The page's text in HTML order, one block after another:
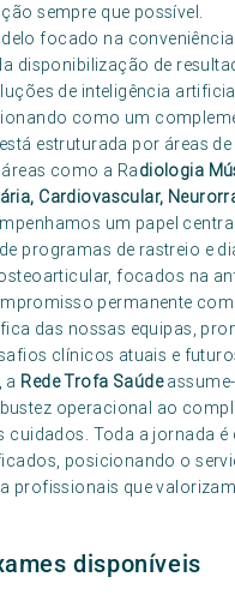
sempre que possível.
focado na
disponibilização de
de inteligência
como um
estruturada por áreas
como a Radiologia
Cardiovascular,
um papel
programas de rastreio e
focados na
permanente
das nossas equipas,
clínicos atuais e
a Rede Trofa Saúde
operacional ao
cuidados. Toda a jornada
posicionando o
profissionais que
disponíveis